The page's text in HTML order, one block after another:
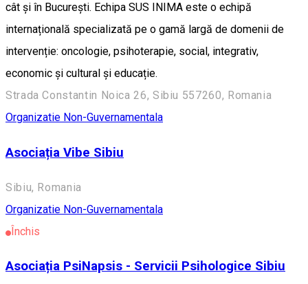
cât și în București. Echipa SUS INIMA este o echipă
internațională specializată pe o gamă largă de domenii de
intervenție: oncologie, psihoterapie, social, integrativ,
economic și cultural și educație.
Strada Constantin Noica 26, Sibiu 557260, Romania
Organizatie Non-Guvernamentala
Asociația Vibe Sibiu
Sibiu, Romania
Organizatie Non-Guvernamentala
Închis
Asociația PsiNapsis - Servicii Psihologice Sibiu